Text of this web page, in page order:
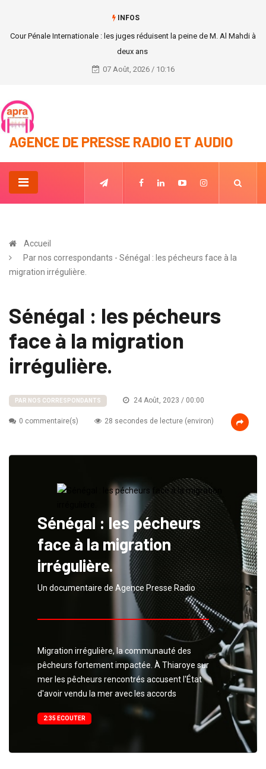
INFOS
Cour Pénale Internationale : les juges réduisent la peine de M. Al Mahdi à
deux ans
07 Août, 2026 / 10:16
AGENCE DE PRESSE RADIO ET AUDIO
Accueil
Par nos correspondants - Sénégal : les pécheurs face à la
migration irrégulière.
Sénégal : les pécheurs
face à la migration
irrégulière.
PAR NOS CORRESPONDANTS 24 Août, 2023 / 00:00
0 commentaire(s) 28 secondes de lecture (environ)
Sénégal : les pécheurs
face à la migration
irrégulière.
Un documentaire de Agence Presse Radio
Migration irrégulière, la communauté des
pêcheurs fortement impactée. À Thiaroye sur
mer les pêcheurs rencontrés accusent l'État
d'avoir vendu la mer avec les accords
2:35 ECOUTER